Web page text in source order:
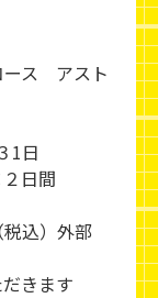
ース アスト
1日
日間
込）外部
きます